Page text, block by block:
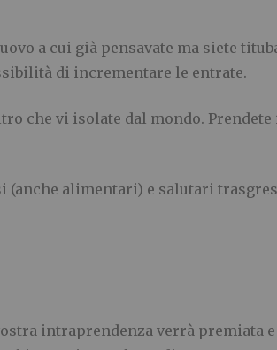
a cui già pensavate ma siete
di incrementare le entrate.
che vi isolate dal mondo.
(anche alimentari) e salutari
intraprendenza verrà premiata